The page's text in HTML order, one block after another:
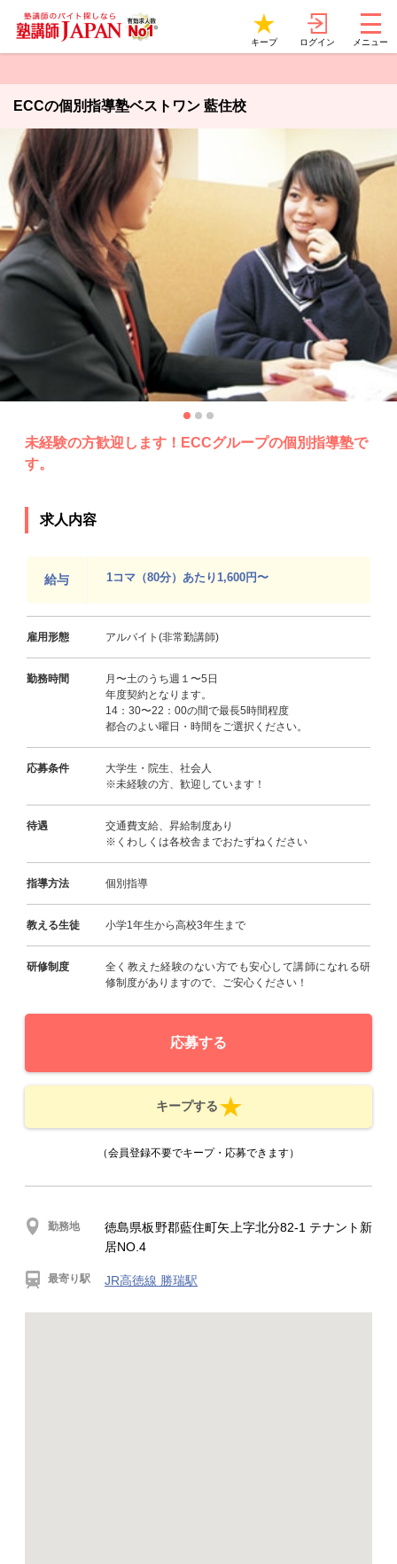
キープ ログイン メニュー
ECCの個別指導塾ベストワン 藍住校
未経験の方歓迎します！ECCグループの個別指導塾で
す。
求人内容
給与 1コマ（80分）あたり1,600円〜
雇用形態 アルバイト(非常勤講師)
勤務時間
月〜土のうち週１〜5日
年度契約となります。
14：30〜22：00の間で最長5時間程度
都合のよい曜日・時間をご選択ください。
応募条件
大学生・院生、社会人
※未経験の方、歓迎しています！
待遇
交通費支給、昇給制度あり
※くわしくは各校舎までおたずねください
指導方法 個別指導
教える生徒 小学1年生から高校3年生まで
研修制度
全く教えた経験のない方でも安心して講師になれる研
修制度がありますので、ご安心ください！
応募する
キープする
（会員登録不要でキープ・応募できます）
勤務地
徳島県板野郡藍住町矢上字北分82-1 テナント新
居NO.4
最寄り駅 JR高徳線 勝瑞駅